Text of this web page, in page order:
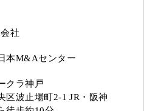
社
本M&Aセンター
クラ神戸
区波止場町2-1 JR・阪神